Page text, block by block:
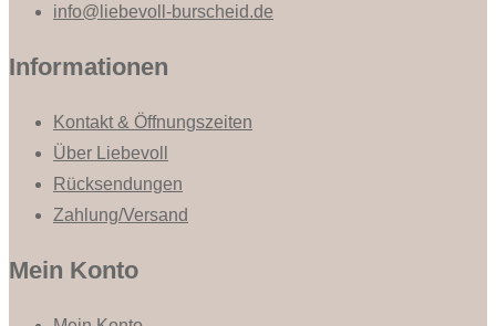
info@liebevoll-burscheid.de
Informationen
Kontakt & Öffnungszeiten
Über Liebevoll
Rücksendungen
Zahlung/Versand
Mein Konto